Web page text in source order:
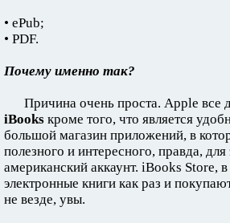
• ePub;
• PDF.
Почему именно так?
Причина очень проста. Apple все
iBooks кроме того, что является
большой магазин приложений, в
полезного и интересного, правда,
американский аккаунт. iBooks Store,
электронные книги как раз и
не везде, увы.